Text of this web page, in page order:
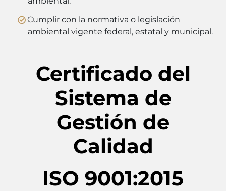
Cumplir con la normativa o legislación
ambiental vigente federal, estatal y municipal.
Certificado del
Sistema de
Gestión de
Calidad
ISO 9001:2015